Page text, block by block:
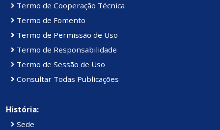
Termo de Cooperação Técnica
Termo de Fomento
Termo de Permissão de Uso
Termo de Responsabilidade
Termo de Sessão de Uso
Consultar Todas Publicações
História:
Sede